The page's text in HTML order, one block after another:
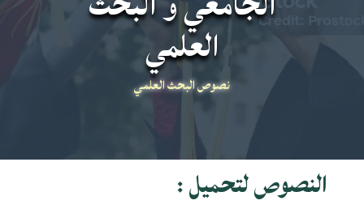
العلمي
نصوص البحث العلمي
النصوص لتحميل :